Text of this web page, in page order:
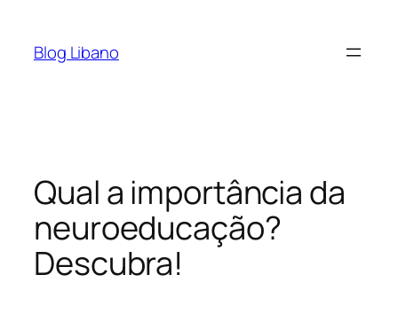
Blog Libano
Qual a importância da
neuroeducação?
Descubra!